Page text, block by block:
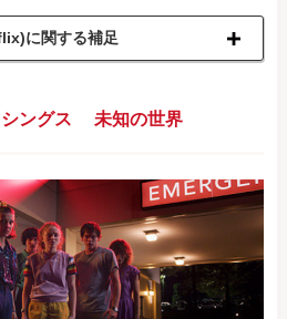
に関する補足
シングス 未知の世界